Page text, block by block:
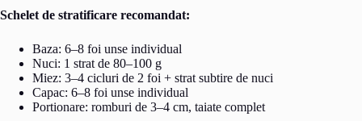
Schelet de stratificare recomandat:
Baza: 6–8 foi unse individual
Nuci: 1 strat de 80–100 g
Miez: 3–4 cicluri de 2 foi + strat subtire de nuci
Capac: 6–8 foi unse individual
Portionare: romburi de 3–4 cm, taiate complet